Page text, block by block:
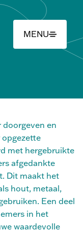
MENU
doorgeven en
opgezette
met hergebruikte
afgedankte
Dit maakt het
hout, metaal,
Een deel
in het
waardevolle